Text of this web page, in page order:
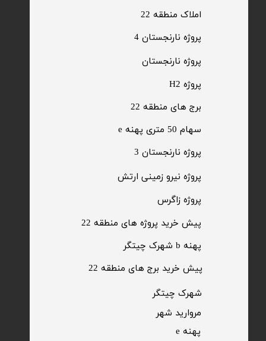
پیش خرید برج های منطقه 22
​سهام 50 متری پهنه e
پهنه b شهرک چیتگر
​املاک منطقه 22
برج های منطقه 22
پیش خرید پروژه های منطقه 22
پروژه H2
​پروژه زاگرس
​پروژه نارنجستان
​پروژه نیرو زمینی ارتش
پروژه نارنجستان 4
​پروژه نارنجستان 3
​شهرک چیتگر
مروارید شهر​​​​​​​
پهنه e